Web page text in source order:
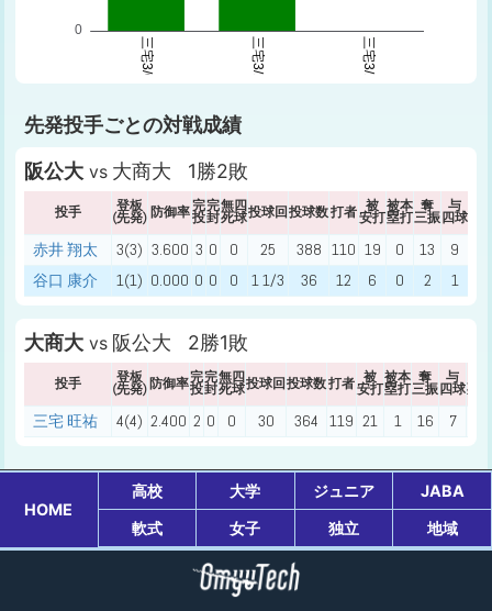
先発投手ごとの対戦成績
阪公大 vs 大商大 1勝2敗
投手 登板
(先発) 防御率完
投
完
封
無四
死球投球回 投球数打者 被
安打
被本
塁打
奪
三振
与
四球
赤井 翔太 3(3) 3.600 3 0 0 25 388 110 19 0 13 9
谷口 康介
1(1) 0.000 0 0 0 1 1/3 36 12 6 0 2 1
大商大 vs 阪公大 2勝1敗
投手 登板
(先発) 防御率完
投
完
封
無四
死球投球回 投球数打者 被
安打
被本
塁打
奪
三振
与
四球死球
三宅 旺祐 4(4) 2.400 2 0 0 30 364 119 21 1 16 7
HOME
高校 大学 ジュニア
JABA
軟式
女子 独立 地域